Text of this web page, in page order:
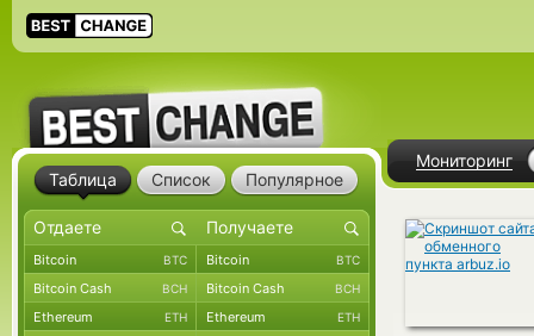
Мониторинг
Таблица Список Популярное
Bitcoin BTC Bitcoin BTC
Bitcoin Cash BCH Bitcoin Cash BCH
Ethereum ETH Ethereum ETH